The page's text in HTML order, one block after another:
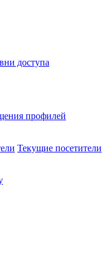
доступа
профилей
Текущие посетители